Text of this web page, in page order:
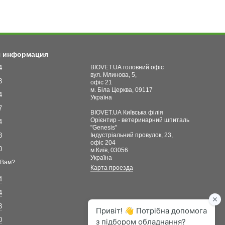
информация
BIOVET.UA головний офіс
вул. Млинова, 5,
офіс 21
м. Біла Церква, 09117
Україна
BIOVET.UA Київська філія
Орієнтир - ветеринарний шпиталь
"Genesis"
Індустріальний провулок, 23,
офіс 204
м.Київ, 03056
Україна
Карта проезда